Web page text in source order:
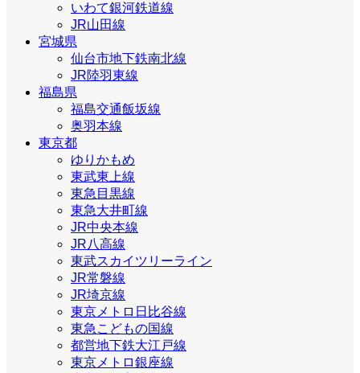
いわて銀河鉄道線
JR山田線
宮城県
仙台市地下鉄南北線
JR陸羽東線
福島県
福島交通飯坂線
奥羽本線
東京都
ゆりかもめ
東武東上線
東急目黒線
東急大井町線
JR中央本線
JR八高線
東武スカイツリーライン
JR常磐線
JR埼京線
東京メトロ日比谷線
東急こどもの国線
都営地下鉄大江戸線
東京メトロ銀座線